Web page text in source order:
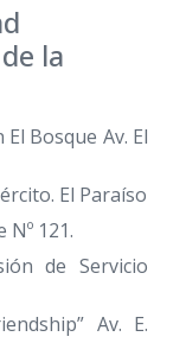
la
Bosque Av. El
El Paraíso
Nº 121.
de Servicio
Av. E.